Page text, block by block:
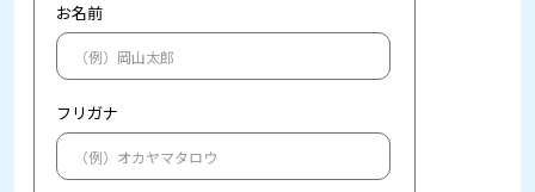
お名前
フリガナ